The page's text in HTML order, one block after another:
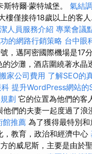
特爾·蒙特城堡。 氣結
樓僅接待18歲以上的客人
人員服務介紹 專業會議
的網路行銷策略 台中眼
，邁阿密國際機場是17
的沙灘，酒店圍繞著水晶
家公司費用 了解SEO的
科 提升WordPress網站的
劃 它的位置為他們的客
們的夫妻一起度過了浪
館推薦 為了獲得最特別
教育，政治和經濟中心
的威尼斯，主要是由於